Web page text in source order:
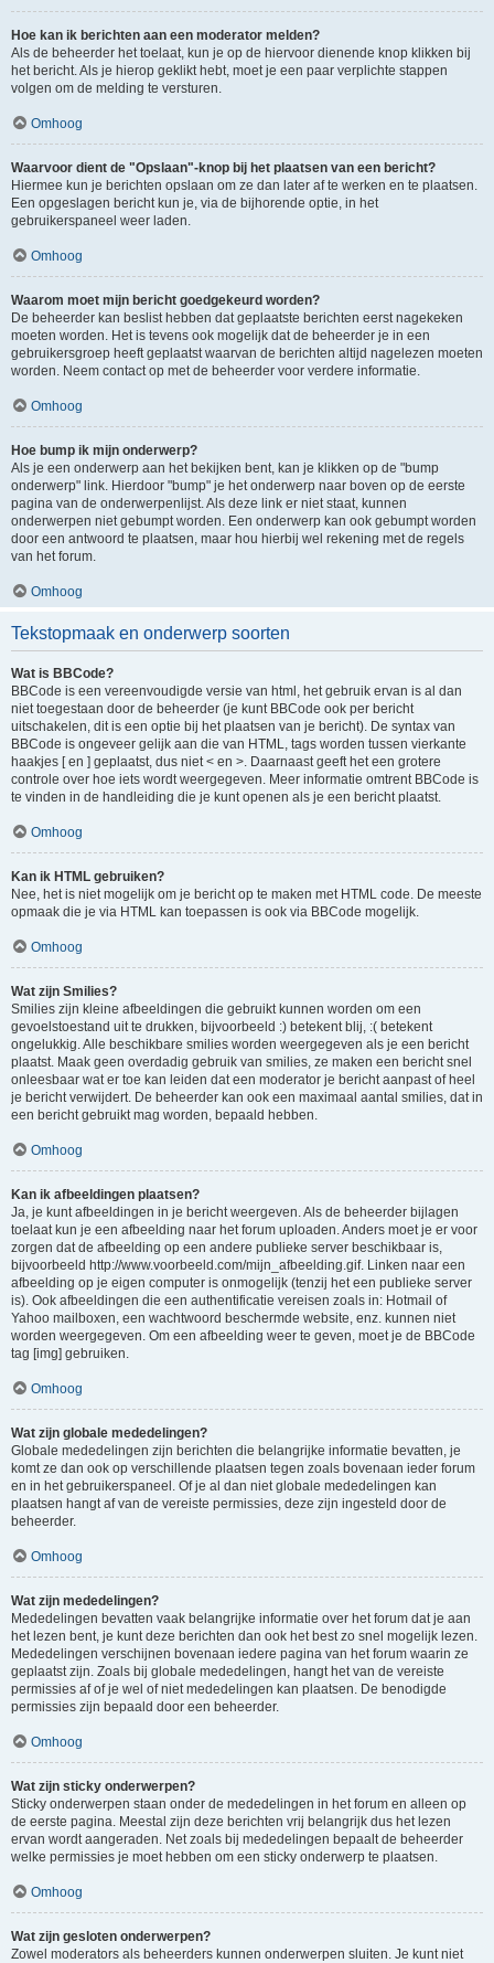
Hoe kan ik berichten aan een moderator melden?
Als de beheerder het toelaat, kun je op de hiervoor dienende knop klikken bij
het bericht. Als je hierop geklikt hebt, moet je een paar verplichte stappen
volgen om de melding te versturen.
Omhoog
Waarvoor dient de "Opslaan"-knop bij het plaatsen van een bericht?
Hiermee kun je berichten opslaan om ze dan later af te werken en te plaatsen.
Een opgeslagen bericht kun je, via de bijhorende optie, in het
gebruikerspaneel weer laden.
Omhoog
Waarom moet mijn bericht goedgekeurd worden?
De beheerder kan beslist hebben dat geplaatste berichten eerst nagekeken
moeten worden. Het is tevens ook mogelijk dat de beheerder je in een
gebruikersgroep heeft geplaatst waarvan de berichten altijd nagelezen moeten
worden. Neem contact op met de beheerder voor verdere informatie.
Omhoog
Hoe bump ik mijn onderwerp?
Als je een onderwerp aan het bekijken bent, kan je klikken op de "bump
onderwerp" link. Hierdoor "bump" je het onderwerp naar boven op de eerste
pagina van de onderwerpenlijst. Als deze link er niet staat, kunnen
onderwerpen niet gebumpt worden. Een onderwerp kan ook gebumpt worden
door een antwoord te plaatsen, maar hou hierbij wel rekening met de regels
van het forum.
Omhoog
Tekstopmaak en onderwerp soorten
Wat is BBCode?
BBCode is een vereenvoudigde versie van html, het gebruik ervan is al dan
niet toegestaan door de beheerder (je kunt BBCode ook per bericht
uitschakelen, dit is een optie bij het plaatsen van je bericht). De syntax van
BBCode is ongeveer gelijk aan die van HTML, tags worden tussen vierkante
haakjes [ en ] geplaatst, dus niet < en >. Daarnaast geeft het een grotere
controle over hoe iets wordt weergegeven. Meer informatie omtrent BBCode is
te vinden in de handleiding die je kunt openen als je een bericht plaatst.
Omhoog
Kan ik HTML gebruiken?
Nee, het is niet mogelijk om je bericht op te maken met HTML code. De meeste
opmaak die je via HTML kan toepassen is ook via BBCode mogelijk.
Omhoog
Wat zijn Smilies?
Smilies zijn kleine afbeeldingen die gebruikt kunnen worden om een
gevoelstoestand uit te drukken, bijvoorbeeld :) betekent blij, :( betekent
ongelukkig. Alle beschikbare smilies worden weergegeven als je een bericht
plaatst. Maak geen overdadig gebruik van smilies, ze maken een bericht snel
onleesbaar wat er toe kan leiden dat een moderator je bericht aanpast of heel
je bericht verwijdert. De beheerder kan ook een maximaal aantal smilies, dat in
een bericht gebruikt mag worden, bepaald hebben.
Omhoog
Kan ik afbeeldingen plaatsen?
Ja, je kunt afbeeldingen in je bericht weergeven. Als de beheerder bijlagen
toelaat kun je een afbeelding naar het forum uploaden. Anders moet je er voor
zorgen dat de afbeelding op een andere publieke server beschikbaar is,
bijvoorbeeld http://www.voorbeeld.com/mijn_afbeelding.gif. Linken naar een
afbeelding op je eigen computer is onmogelijk (tenzij het een publieke server
is). Ook afbeeldingen die een authentificatie vereisen zoals in: Hotmail of
Yahoo mailboxen, een wachtwoord beschermde website, enz. kunnen niet
worden weergegeven. Om een afbeelding weer te geven, moet je de BBCode
tag [img] gebruiken.
Omhoog
Wat zijn globale mededelingen?
Globale mededelingen zijn berichten die belangrijke informatie bevatten, je
komt ze dan ook op verschillende plaatsen tegen zoals bovenaan ieder forum
en in het gebruikerspaneel. Of je al dan niet globale mededelingen kan
plaatsen hangt af van de vereiste permissies, deze zijn ingesteld door de
beheerder.
Omhoog
Wat zijn mededelingen?
Mededelingen bevatten vaak belangrijke informatie over het forum dat je aan
het lezen bent, je kunt deze berichten dan ook het best zo snel mogelijk lezen.
Mededelingen verschijnen bovenaan iedere pagina van het forum waarin ze
geplaatst zijn. Zoals bij globale mededelingen, hangt het van de vereiste
permissies af of je wel of niet mededelingen kan plaatsen. De benodigde
permissies zijn bepaald door een beheerder.
Omhoog
Wat zijn sticky onderwerpen?
Sticky onderwerpen staan onder de mededelingen in het forum en alleen op
de eerste pagina. Meestal zijn deze berichten vrij belangrijk dus het lezen
ervan wordt aangeraden. Net zoals bij mededelingen bepaalt de beheerder
welke permissies je moet hebben om een sticky onderwerp te plaatsen.
Omhoog
Wat zijn gesloten onderwerpen?
Zowel moderators als beheerders kunnen onderwerpen sluiten. Je kunt niet